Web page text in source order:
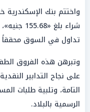
واختتم بنك الإسكندرية
شراء
تداول في السوق محققاً «161.51
وتبرهن هذه الفروق
على نجاح التدابير
التامة، وتلبية طلبات
الرسمية بالبلاد.